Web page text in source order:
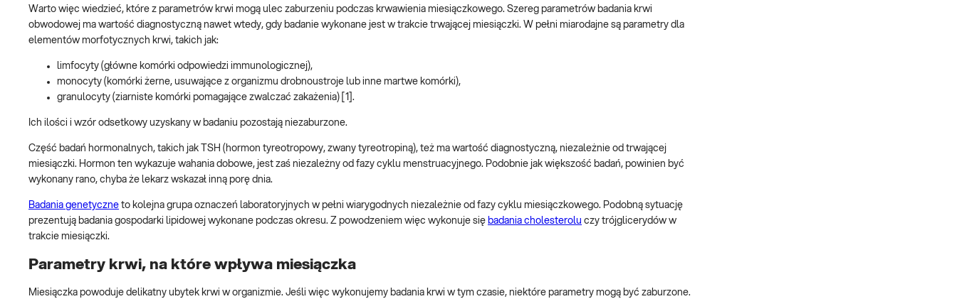
Warto więc wiedzieć, które z parametrów krwi mogą ulec zaburzeniu podczas krwawienia miesiączkowego. Szereg parametrów badania krwi
obwodowej ma wartość diagnostyczną nawet wtedy, gdy badanie wykonane jest w trakcie trwającej miesiączki. W pełni miarodajne są parametry dla
elementów morfotycznych krwi, takich jak:
limfocyty (główne komórki odpowiedzi immunologicznej),
monocyty (komórki żerne, usuwające z organizmu drobnoustroje lub inne martwe komórki),
granulocyty (ziarniste komórki pomagające zwalczać zakażenia) [1].
Ich ilości i wzór odsetkowy uzyskany w badaniu pozostają niezaburzone.
Część badań hormonalnych, takich jak TSH (hormon tyreotropowy, zwany tyreotropiną), też ma wartość diagnostyczną, niezależnie od trwającej
miesiączki. Hormon ten wykazuje wahania dobowe, jest zaś niezależny od fazy cyklu menstruacyjnego. Podobnie jak większość badań, powinien być
wykonany rano, chyba że lekarz wskazał inną porę dnia.
Badania genetyczne to kolejna grupa oznaczeń laboratoryjnych w pełni wiarygodnych niezależnie od fazy cyklu miesiączkowego. Podobną sytuację
prezentują badania gospodarki lipidowej wykonane podczas okresu. Z powodzeniem więc wykonuje się badania cholesterolu czy trójglicerydów w
trakcie miesiączki.
Parametry krwi, na które wpływa miesiączka
Miesiączka powoduje delikatny ubytek krwi w organizmie. Jeśli więc wykonujemy badania krwi w tym czasie, niektóre parametry mogą być zaburzone.